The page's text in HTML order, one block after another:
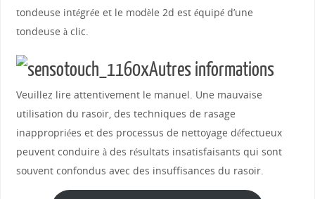
tondeuse intégrée et le modèle 2d est équipé d’une
tondeuse à clic.
Autres informations
Veuillez lire attentivement le manuel. Une mauvaise
utilisation du rasoir, des techniques de rasage
inappropriées et des processus de nettoyage défectueux
peuvent conduire à des résultats insatisfaisants qui sont
souvent confondus avec des insuffisances du rasoir.